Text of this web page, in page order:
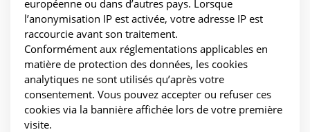
européenne ou dans d’autres pays. Lorsque
l’anonymisation IP est activée, votre adresse IP est
raccourcie avant son traitement.
Conformément aux réglementations applicables en
matière de protection des données, les cookies
analytiques ne sont utilisés qu’après votre
consentement. Vous pouvez accepter ou refuser ces
cookies via la bannière affichée lors de votre première
visite.